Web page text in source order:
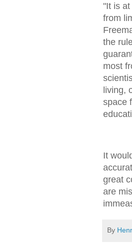
"It is
from
the
most
living,
space
It
great
are
By